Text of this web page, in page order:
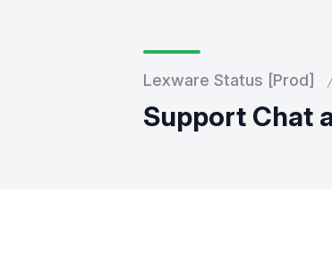
Lexware Status [Prod]
Support Chat